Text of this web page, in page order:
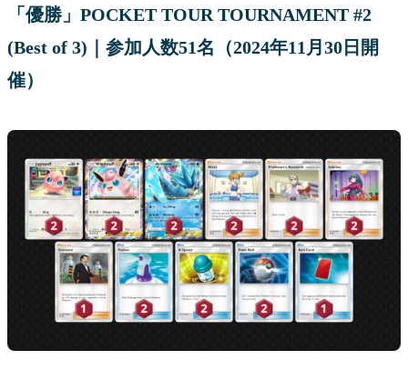
「優勝」POCKET TOUR TOURNAMENT #2
(Best of 3)｜参加人数51名（2024年11月30日開
催）